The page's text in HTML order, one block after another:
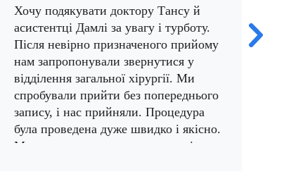
Хочу подякувати доктору Тансу й
асистентці Дамлі за увагу і турботу.
Після невірно призначеного прийому
нам запропонували звернутися у
відділення загальної хірургії. Ми
спробували прийти без попереднього
запису, і нас прийняли. Процедура
була проведена дуже швидко і якісно.
Ми залишилися дуже задоволені.